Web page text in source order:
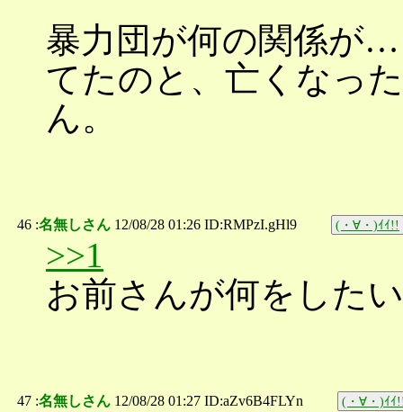
暴力団が何の関係が
てたのと、亡くなっ
ん。
46 :名無しさん 12/08/28 01:26 ID:RMPzI.gHl9 (・∀・)ｲｲ!!
>>1
お前さんが何をした
47 :名無しさん 12/08/28 01:27 ID:aZv6B4FLYn (・∀・)ｲｲ